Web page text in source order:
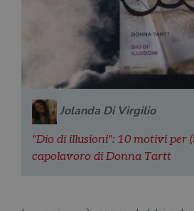
Jolanda Di Virgilio
"Dio di illusioni": 10 motivi per
capolavoro di Donna Tartt